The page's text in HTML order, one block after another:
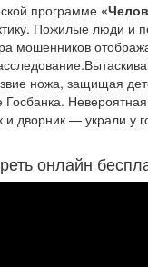
программе
Пожилые люди и
мошенников
ножа, защищая
дворник — украли у
онлайн